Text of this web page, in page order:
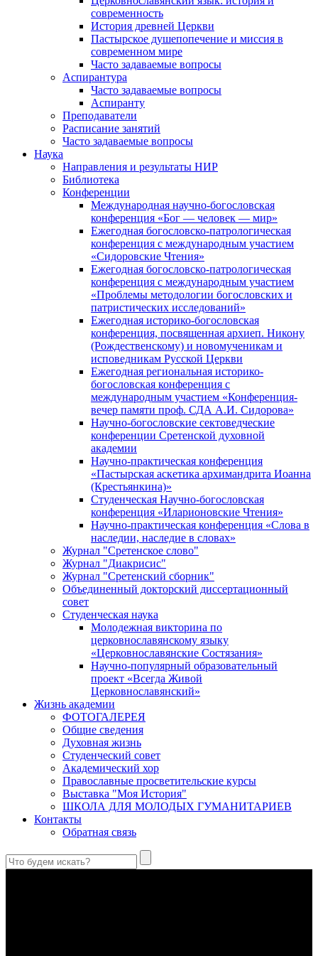
современность
История древней Церкви
Пастырское душепопечение и миссия в
современном мире
Часто задаваемые вопросы
Аспирантура
Часто задаваемые вопросы
Аспиранту
Преподаватели
Расписание занятий
Часто задаваемые вопросы
Наука
Направления и результаты НИР
Библиотека
Конференции
Международная научно-богословская
конференция «Бог — человек — мир»
Ежегодная богословско-патрологическая
конференция с международным участием
«Сидоровские Чтения»
Ежегодная богословско-патрологическая
конференция с международным участием
«Проблемы методологии богословских и
патристических исследований»
Ежегодная историко-богословская
конференция, посвященная архиеп. Никону
(Рождественскому) и новомученикам и
исповедникам Русской Церкви
Ежегодная региональная историко-
богословская конференция с
международным участием «Конференция-
вечер памяти проф. СДА А.И. Сидорова»
Научно-богословские сектоведческие
конференции Сретенской духовной
академии
Научно-практическая конференция
«Пастырская аскетика архимандрита Иоанна
(Крестьянкина)»
Студенческая Научно-богословская
конференция «Иларионовские Чтения»
Научно-практическая конференция «Cлова в
наследии, наследие в словах»
Журнал "Сретенское слово"
Журнал "Диакрисис"
Журнал "Сретенский сборник"
Объединенный докторский диссертационный
совет
Студенческая наука
Молодежная викторина по
церковнославянскому языку
«Церковнославянские Состязания»
Научно-популярный образовательный
проект «Всегда Живой
Церковнославянский»
Жизнь академии
ФОТОГАЛЕРЕЯ
Общие сведения
Духовная жизнь
Студенческий совет
Академический хор
Православные просветительские курсы
Выставка "Моя История"
ШКОЛА ДЛЯ МОЛОДЫХ ГУМАНИТАРИЕВ
Контакты
Обратная связь